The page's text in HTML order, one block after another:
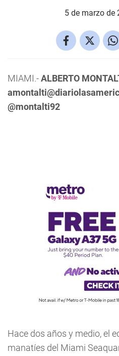
5 de marzo de
MIAMI.-ALBERTO
@montalti92
Hace dos años y medio, el
manatíes del Miami